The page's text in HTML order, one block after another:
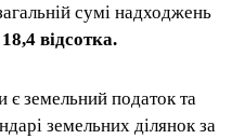
сумі надходжень
18,4 відсотка.
є земельний податок та
земельних ділянок за